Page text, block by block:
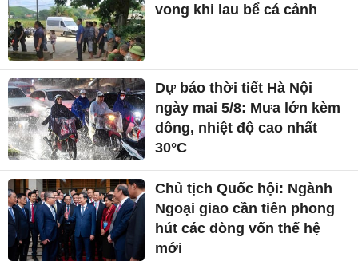
vong khi lau bể cá cảnh
Dự báo thời tiết Hà Nội
ngày mai 5/8: Mưa lớn kèm
dông, nhiệt độ cao nhất
30°C
Chủ tịch Quốc hội: Ngành
Ngoại giao cần tiên phong
hút các dòng vốn thế hệ
mới